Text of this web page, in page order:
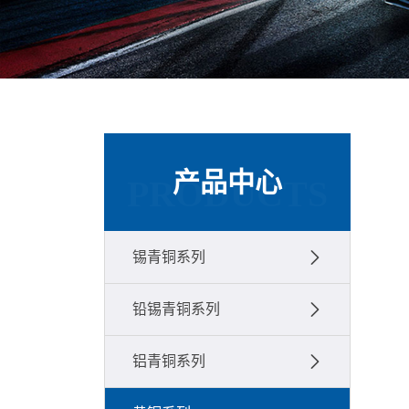
产品中心
PRODUCTS
锡青铜系列
铅锡青铜系列
铝青铜系列